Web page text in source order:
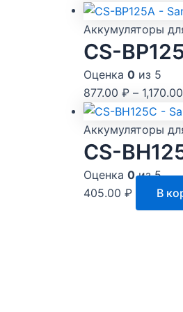
Аккумуляторы
CS-
Оценка 0 из 5
877.00 ₽ – 1,170.00
Аккумуляторы
CS-
Оценка 0из 5
405.00 ₽ В